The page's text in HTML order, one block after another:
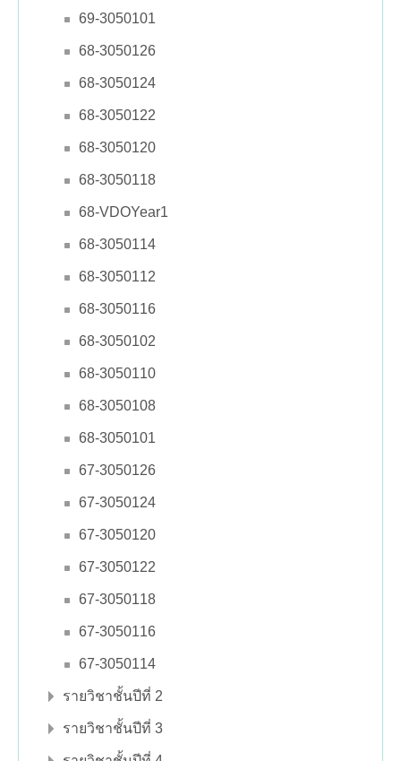
69-3050101
68-3050126
68-3050124
68-3050122
68-3050120
68-3050118
68-VDOYear1
68-3050114
68-3050112
68-3050116
68-3050102
68-3050110
68-3050108
68-3050101
67-3050126
67-3050124
67-3050120
67-3050122
67-3050118
67-3050116
67-3050114
รายวิชาชั้นปีที่ 2
รายวิชาชั้นปีที่ 3